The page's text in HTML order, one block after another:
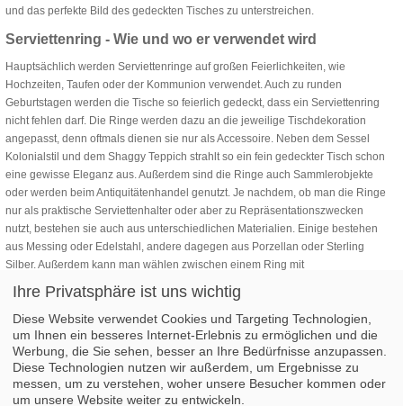
und das perfekte Bild des gedeckten Tisches zu unterstreichen.
Serviettenring - Wie und wo er verwendet wird
Hauptsächlich werden Serviettenringe auf großen Feierlichkeiten, wie
Hochzeiten, Taufen oder der Kommunion verwendet. Auch zu runden
Geburtstagen werden die Tische so feierlich gedeckt, dass ein Serviettenring
nicht fehlen darf. Die Ringe werden dazu an die jeweilige Tischdekoration
angepasst, denn oftmals dienen sie nur als Accessoire. Neben dem Sessel
Kolonialstil und dem Shaggy Teppich strahlt so ein fein gedeckter Tisch schon
eine gewisse Eleganz aus. Außerdem sind die Ringe auch Sammlerobjekte
oder werden beim Antiquitätenhandel genutzt. Je nachdem, ob man die Ringe
nur als praktische Serviettenhalter oder aber zu Repräsentationszwecken
nutzt, bestehen sie auch aus unterschiedlichen Materialien. Einige bestehen
aus Messing oder Edelstahl, andere dagegen aus Porzellan oder Sterling
Silber. Außerdem kann man wählen zwischen einem Ring mit
Plastikperlenbesatz oder aber mit einem echten Edelstein versehen. Solche
Ringe sind auch ein beliebtes Geschenk für das Hochzeitspaar oder das
Geburtstagskind.
1 2 3 4 5
Ihre Privatsphäre ist uns wichtig
Diese Website verwendet Cookies und Targeting Technologien,
um Ihnen ein besseres Internet-Erlebnis zu ermöglichen und die
Werbung, die Sie sehen, besser an Ihre Bedürfnisse anzupassen.
Diese Technologien nutzen wir außerdem, um Ergebnisse zu
messen, um zu verstehen, woher unsere Besucher kommen oder
um unsere Website weiter zu entwickeln.